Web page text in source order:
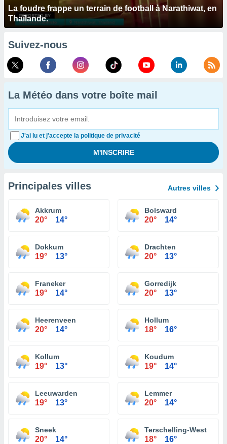
La foudre frappe un terrain de football à Narathiwat, en
Thaïlande.
Suivez-nous
La Météo dans votre boîte mail
J'ai lu et j'accepte la politique de privacité
Principales villes Autres villes
Akkrum
20° 14°
Bolsward
20° 14°
Dokkum
19° 13°
Drachten
20° 13°
Franeker
19° 14°
Gorredijk
20° 13°
Heerenveen
20° 14°
Hollum
18° 16°
Kollum
19° 13°
Koudum
19° 14°
Leeuwarden
19° 13°
Lemmer
20° 14°
Sneek
20° 14°
Terschelling-West
18° 16°